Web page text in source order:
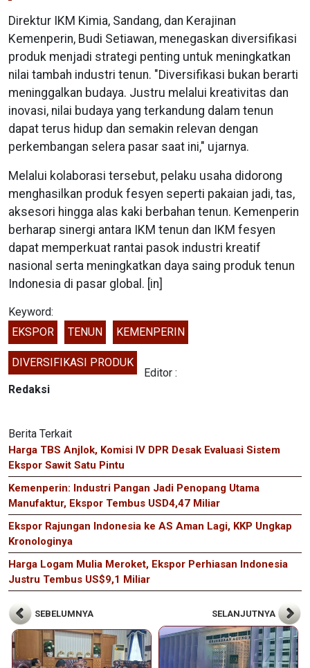
Direktur IKM Kimia, Sandang, dan Kerajinan
Kemenperin, Budi Setiawan, menegaskan diversifikasi
produk menjadi strategi penting untuk meningkatkan
nilai tambah industri tenun. "Diversifikasi bukan berarti
meninggalkan budaya. Justru melalui kreativitas dan
inovasi, nilai budaya yang terkandung dalam tenun
dapat terus hidup dan semakin relevan dengan
perkembangan selera pasar saat ini," ujarnya.
Melalui kolaborasi tersebut, pelaku usaha didorong
menghasilkan produk fesyen seperti pakaian jadi, tas,
aksesori hingga alas kaki berbahan tenun. Kemenperin
berharap sinergi antara IKM tenun dan IKM fesyen
dapat memperkuat rantai pasok industri kreatif
nasional serta meningkatkan daya saing produk tenun
Indonesia di pasar global. [in]
Keyword:
EKSPOR
TENUN KEMENPERIN
DIVERSIFIKASI PRODUK
Editor :
Redaksi
Berita Terkait
Harga TBS Anjlok, Komisi IV DPR Desak Evaluasi Sistem
Ekspor Sawit Satu Pintu
Kemenperin: Industri Pangan Jadi Penopang Utama
Manufaktur, Ekspor Tembus USD4,47 Miliar
Ekspor Rajungan Indonesia ke AS Aman Lagi, KKP Ungkap
Kronologinya
Harga Logam Mulia Meroket, Ekspor Perhiasan Indonesia
Justru Tembus US$9,1 Miliar
SEBELUMNYA SELANJUTNYA